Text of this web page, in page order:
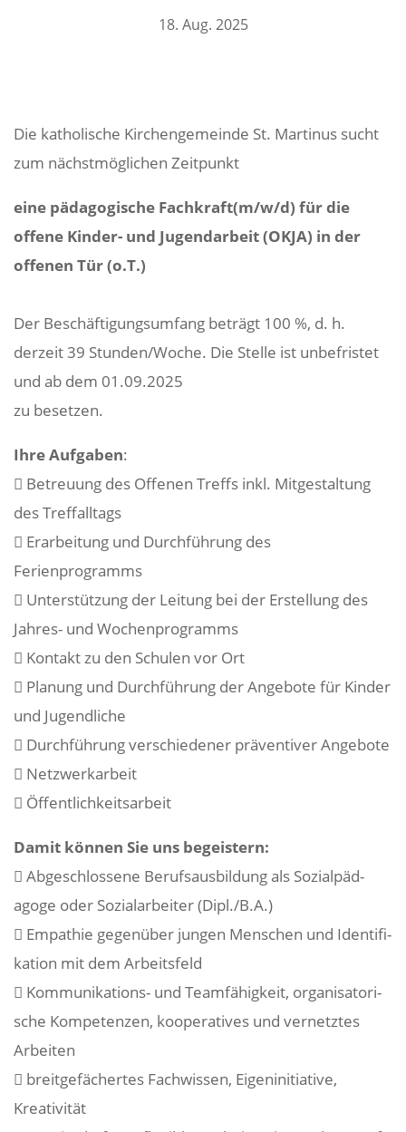
18. Aug. 2025
Die katho­li­sche Kirchen­ge­meinde St. Martinus sucht
zum nächst­mög­li­chen Zeitpunkt
eine pädago­gi­sche Fachkraft(m/w/d) für die
offene Kinder- und Jugend­ar­beit (OKJA) in der
offenen Tür (o.T.)
Der Beschäf­ti­gungs­um­fang beträgt 100 %, d. h.
derzeit 39 Stunden/Woche. Die Stelle ist unbe­fristet
und ab dem 01.09.2025
zu besetzen.
Ihre Aufgaben:
 Betreuung des Offenen Treffs inkl. Mitge­stal­tung
des Treffalltags
 Erar­bei­tung und Durch­füh­rung des
Ferienprogramms
 Unter­stüt­zung der Leitung bei der Erstel­lung des
Jahres- und Wochenprogramms
 Kontakt zu den Schulen vor Ort
 Planung und Durch­füh­rung der Ange­bote für Kinder
und Jugendliche
 Durch­füh­rung verschie­dener präven­tiver Angebote
 Netzwerkarbeit
 Öffentlichkeitsarbeit
Damit können Sie uns begeistern:
 Abge­schlos­sene Berufs­aus­bil­dung als Sozi­al­päd­
agoge oder Sozi­al­ar­beiter (Dipl./B.A.)
 Empa­thie gegen­über jungen Menschen und Iden­ti­fi­
ka­tion mit dem Arbeitsfeld
 Kommu­ni­ka­tions- und Team­fä­hig­keit, orga­ni­sa­to­ri­
sche Kompe­tenzen, koope­ra­tives und vernetztes
Arbeiten
 breit­ge­fä­chertes Fach­wissen, Eigen­in­itia­tive,
Kreativität